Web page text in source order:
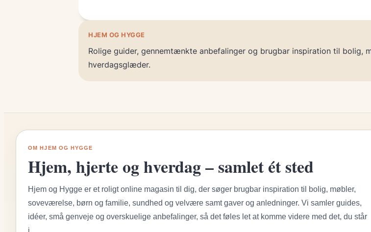
HJEM OG HYGGE
Rolige guider, gennemtænkte anbefalinger og brugbar inspiration til bolig,
hverdagsglæder.
OM HJEM OG HYGGE
Hjem, hjerte og hverdag – samlet ét sted
Hjem og Hygge er et roligt online magasin til dig, der søger brugbar inspiration til bolig, møbler,
soveværelse, børn og familie, sundhed og velvære samt gaver og anledninger. Vi samler guides,
idéer, små genveje og overskuelige anbefalinger, så det føles let at komme videre med det, du står